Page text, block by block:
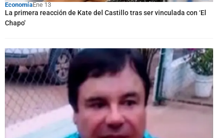
EconomíaEne 13
La primera reacción de Kate del Castillo tras ser vinculada con ‘El
Chapo'